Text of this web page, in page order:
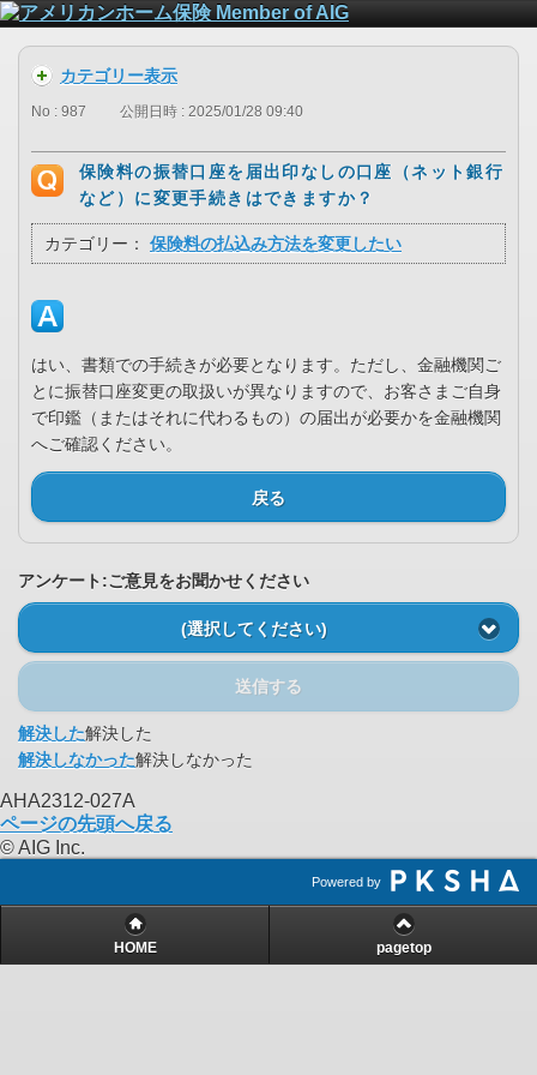
カテゴリー表示
No : 987 公開日時 : 2025/01/28 09:40
保険料の振替口座を届出印なしの口座（ネット銀行
など）に変更手続きはできますか？
カテゴリー： 保険料の払込み方法を変更したい
はい、書類での手続きが必要となります。ただし、金融機関ご
とに振替口座変更の取扱いが異なりますので、お客さまご自身
で印鑑（またはそれに代わるもの）の届出が必要かを金融機関
へご確認ください。
戻る
アンケート:ご意見をお聞かせください
(選択してください)
送信する
解決した解決した
解決しなかった解決しなかった
AHA2312-027A
ページの先頭へ戻る
© AIG Inc.
Powered by
HOME pagetop